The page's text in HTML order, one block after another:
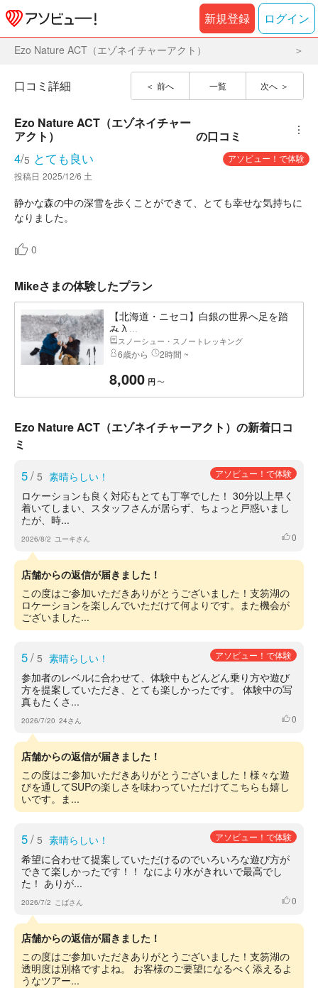
新規登録 ログイン
Ezo Nature ACT（エゾネイチャーアクト）
前へ 一覧 次へ
口コミ詳細
Ezo Nature ACT（エゾネイチャー
アクト）
の口コミ ︙
4/5 とても良い
アソビュー！で体験
投稿日 2025/12/6 土
静かな森の中の深雪を歩くことができて、とても幸せな気持ちに
なりました。
0
Mikeさまの体験したプラン
【北海道・ニセコ】白銀の世界へ足を踏
み入...
スノーシュー・スノートレッキング
6歳から 2時間 ~
8,000 円 〜
Ezo Nature ACT（エゾネイチャーアクト）の新着口コ
ミ
5/ 5 素晴らしい！ アソビュー！で体験
ロケーションも良く対応もとても丁寧でした！ 30分以上早く
着いてしまい、スタッフさんが居らず、ちょっと戸惑いまし
たが、時...
2026/8/2 ユーキさん いいね
0
店舗からの返信が届きました！
この度はご参加いただきありがとうございました！支笏湖の
ロケーションを楽しんでいただけて何よりです。また機会が
ございました...
5/ 5 素晴らしい！ アソビュー！で体験
参加者のレベルに合わせて、体験中もどんどん乗り方や遊び
方を提案していただき、とても楽しかったです。 体験中の写
真もたくさ...
2026/7/20 24さん いいね
0
店舗からの返信が届きました！
この度はご参加いただきありがとうございました！様々な遊
びを通してSUPの楽しさを味わっていただけてこちらも嬉し
いです。ま...
5/ 5 素晴らしい！ アソビュー！で体験
希望に合わせて提案していただけるのでいろいろな遊び方が
できて楽しかったです！！ なにより水がきれいで最高でし
た！ ありが...
2026/7/2 こばさん いいね
0
店舗からの返信が届きました！
この度はご参加いただきありがとうございました！支笏湖の
透明度は別格ですよね。 お客様のご要望になるべく添えるよ
うなツアー...